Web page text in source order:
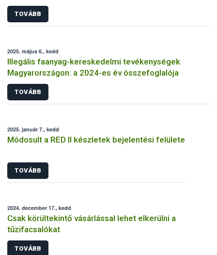
TOVÁBB
2025. május 6., kedd
Illegális faanyag-kereskedelmi tevékenységek
Magyarországon: a 2024-es év összefoglalója
TOVÁBB
2025. január 7., kedd
Módosult a RED II készletek bejelentési felülete
TOVÁBB
2024. december 17., kedd
Csak körültekintő vásárlással lehet elkerülni a
tűzifacsalókat
TOVÁBB